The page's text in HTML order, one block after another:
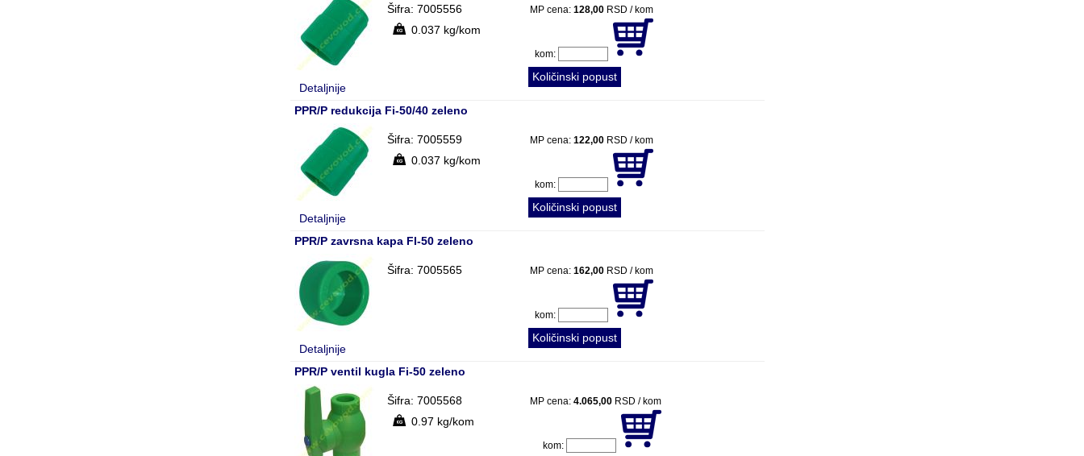
Detaljnije
Šifra: 7005556
0.037 kg/kom
MP cena: 128,00RSD / kom
kom:
Količinski popust
PPR/P redukcija Fi-50/40 zeleno
Detaljnije
Šifra: 7005559
0.037 kg/kom
MP cena: 122,00RSD / kom
kom:
Količinski popust
PPR/P zavrsna kapa FI-50 zeleno
Detaljnije
Šifra: 7005565 MP cena: 162,00RSD / kom
kom:
Količinski popust
PPR/P ventil kugla Fi-50 zeleno
Šifra: 7005568
0.97 kg/kom
MP cena: 4.065,00RSD / kom
kom: